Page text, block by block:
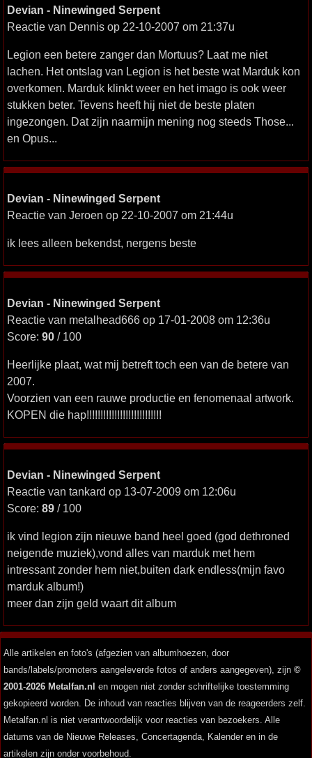
Devian - Ninewinged Serpent
Reactie van Dennis op 22-10-2007 om 21:37u
Legion een betere zanger dan Mortuus? Laat me niet
lachen. Het ontslag van Legion is het beste wat Marduk kon
overkomen. Marduk klinkt weer en het imago is ook weer
stukken beter. Tevens heeft hij niet de beste platen
ingezongen. Dat zijn naarmijn mening nog steeds Those...
en Opus...
Devian - Ninewinged Serpent
Reactie van Jeroen op 22-10-2007 om 21:44u
ik lees alleen bekendst, nergens beste
Devian - Ninewinged Serpent
Reactie van metalhead666 op 17-01-2008 om 12:36u
Score: 90 / 100
Heerlijke plaat, wat mij betreft toch een van de betere van
2007.
Voorzien van een rauwe productie en fenomenaal artwork.
KOPEN die hap!!!!!!!!!!!!!!!!!!!!!!!!!!!
Devian - Ninewinged Serpent
Reactie van tankard op 13-07-2009 om 12:06u
Score: 89 / 100
ik vind legion zijn nieuwe band heel goed (god dethroned
neigende muziek),vond alles van marduk met hem
intressant zonder hem niet,buiten dark endless(mijn favo
marduk album!)
meer dan zijn geld waart dit album
Alle artikelen en foto's (afgezien van albumhoezen, door
bands/labels/promoters aangeleverde fotos of anders aangegeven), zijn ©
2001-2026 Metalfan.nl en mogen niet zonder schriftelijke toestemming
gekopieerd worden. De inhoud van reacties blijven van de reageerders zelf.
Metalfan.nl is niet verantwoordelijk voor reacties van bezoekers. Alle
datums van de Nieuwe Releases, Concertagenda, Kalender en in de
artikelen zijn onder voorbehoud.